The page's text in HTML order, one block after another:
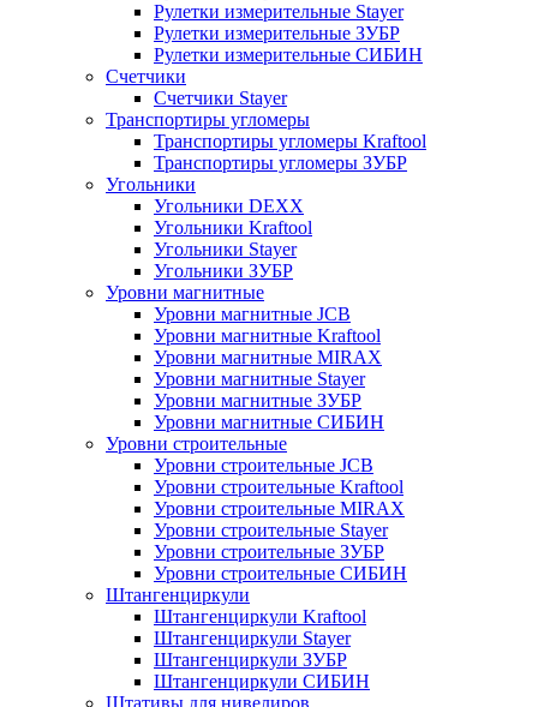
Рулетки измерительные Stayer
Рулетки измерительные ЗУБР
Рулетки измерительные СИБИН
Счетчики
Счетчики Stayer
Транспортиры угломеры
Транспортиры угломеры Kraftool
Транспортиры угломеры ЗУБР
Угольники
Угольники DEXX
Угольники Kraftool
Угольники Stayer
Угольники ЗУБР
Уровни магнитные
Уровни магнитные JCB
Уровни магнитные Kraftool
Уровни магнитные MIRAX
Уровни магнитные Stayer
Уровни магнитные ЗУБР
Уровни магнитные СИБИН
Уровни строительные
Уровни строительные JCB
Уровни строительные Kraftool
Уровни строительные MIRAX
Уровни строительные Stayer
Уровни строительные ЗУБР
Уровни строительные СИБИН
Штангенциркули
Штангенциркули Kraftool
Штангенциркули Stayer
Штангенциркули ЗУБР
Штангенциркули СИБИН
Штативы для нивелиров